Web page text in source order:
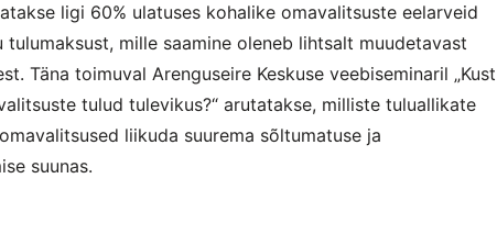
ligi 60% ulatuses kohalike omavalitsuste eelarveid
tulumaksust, mille saamine oleneb lihtsalt muudetavast
Täna toimuval Arenguseire Keskuse veebiseminaril „Kust
tulud tulevikus?“ arutatakse, milliste tuluallikate
liikuda suurema sõltumatuse ja
suunas.